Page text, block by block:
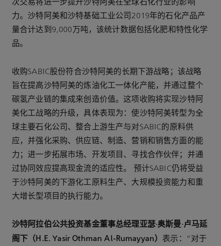
次交易将进一步提升沙特阿美在全球石化行业的影响
力。沙特阿美和沙特基础工业公司2019年的石化产品产
量合计达到9,000万吨，该统计数据包括化肥和特性化学
品。
收购SABIC股份符合沙特阿美的长期下游战略；该战略
旨在提高沙特阿美的炼油化工一体化产能，并通过整个
碳氢产业链的集成来创造价值。这项收购将实现沙特阿
美化工战略的升级，具体表现为：使沙特阿美转型为全
球主要石化公司、整合上游生产与对SABIC的原料供
应，并强化采购、供应链、制造、营销和销售方面的能
力；进一步拓展市场、开发项目、寻找合作伙伴；并通
过协同效应提高现金流的适应性。 预计SABIC仍将受益
于沙特阿美的下游化工原料生产、大规模投资能力和重
大增长型项目的执行能力。
沙特阿拉伯公共投资基金董事总经理亚瑟·奥斯曼·卢马延
阁下（H.E. Yasir Othman Al-Rumayyan）
表示：“对于